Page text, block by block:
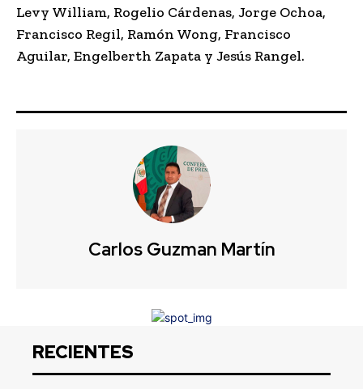
Levy William, Rogelio Cárdenas, Jorge Ochoa,
Francisco Regil, Ramón Wong, Francisco
Aguilar, Engelberth Zapata y Jesús Rangel.
Carlos Guzman Martín
RECIENTES